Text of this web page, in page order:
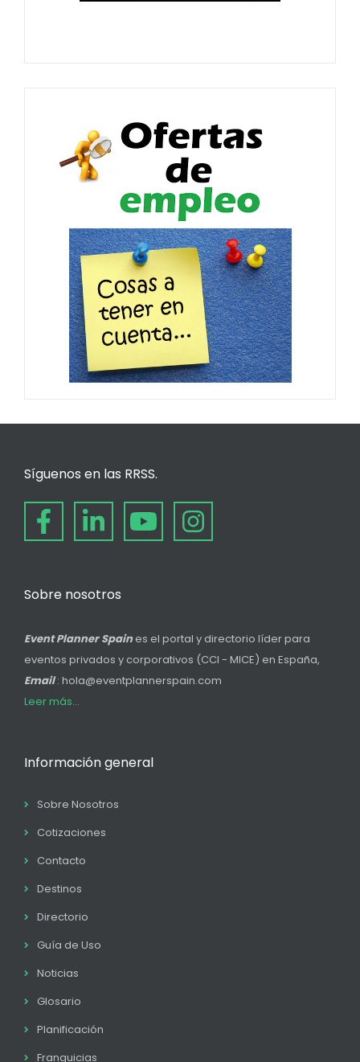
Síguenos en las RRSS.
Sobre nosotros
Event Planner Spain es el portal y directorio líder para
eventos privados y corporativos (CCI - MICE) en España,
Email: hola@eventplannerspain.com
Leer más...
Información general
Sobre Nosotros
Cotizaciones
Contacto
Destinos
Directorio
Guía de Uso
Noticias
Glosario
Planificación
Franquicias